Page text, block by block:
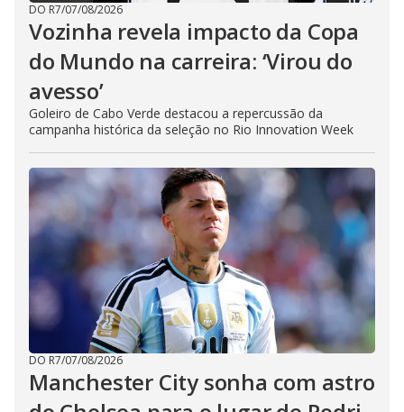
DO R7/07/08/2026
Vozinha revela impacto da Copa
do Mundo na carreira: ‘Virou do
avesso’
Goleiro de Cabo Verde destacou a repercussão da
campanha histórica da seleção no Rio Innovation Week
DO R7/07/08/2026
Manchester City sonha com astro